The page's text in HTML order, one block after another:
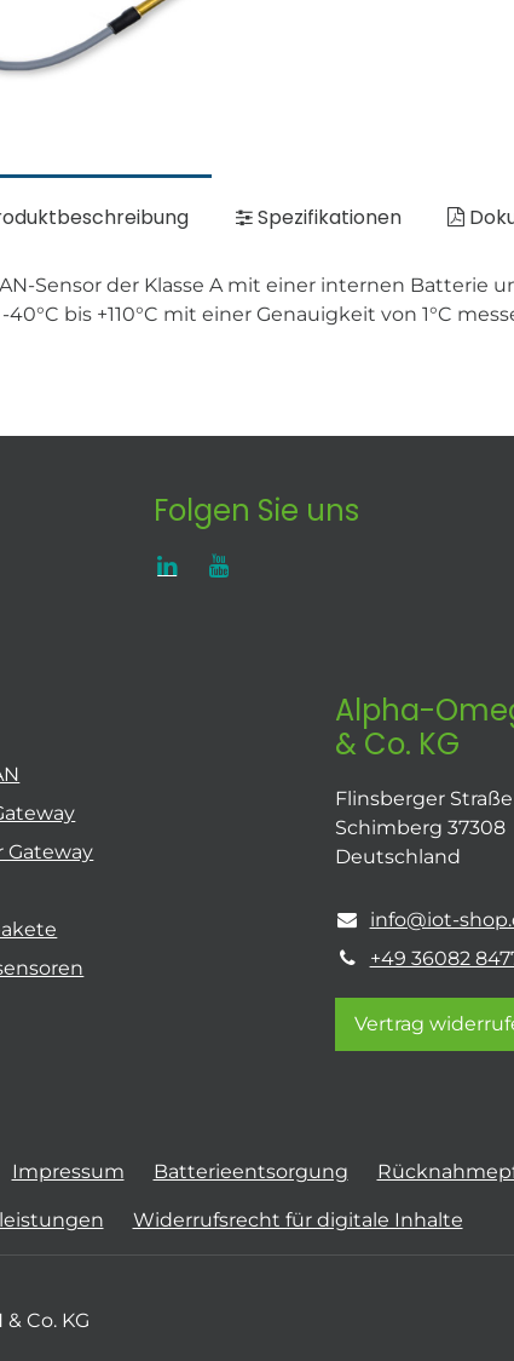
Spezifikationen
Sensor der Klasse A mit einer internen
bis +110°C mit einer Genauigkeit von 1°C
Folgen Sie uns
Gateway
Alpha-
& Co. KG
Flinsberger
Schimberg 37308
Deutschland
info@iot-
+49 36082
Vertrag
Impressum Batterieentsorgung
Widerrufsrecht für digitale Inhalte
Co. KG